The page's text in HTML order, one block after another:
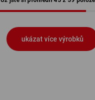
ukázat více výrobků